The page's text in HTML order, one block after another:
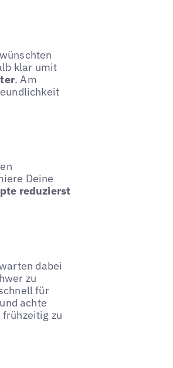
klar umit
. Am
Deine
reduzierst
dabei
zu
für
und achte
zu